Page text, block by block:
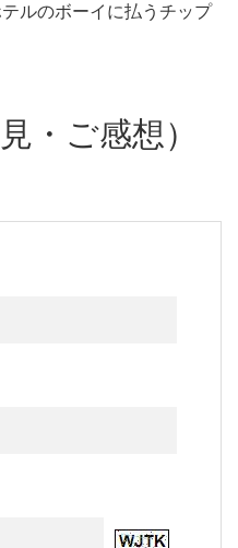
ルのボーイに払うチップ
・ご感想）